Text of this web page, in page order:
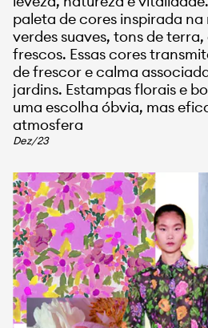
paleta de cores inspirada
verdes suaves, tons de
frescos. Essas cores
de frescor e calma
jardins. Estampas florais e
uma escolha óbvia, mas
atmosfera
Dez/23